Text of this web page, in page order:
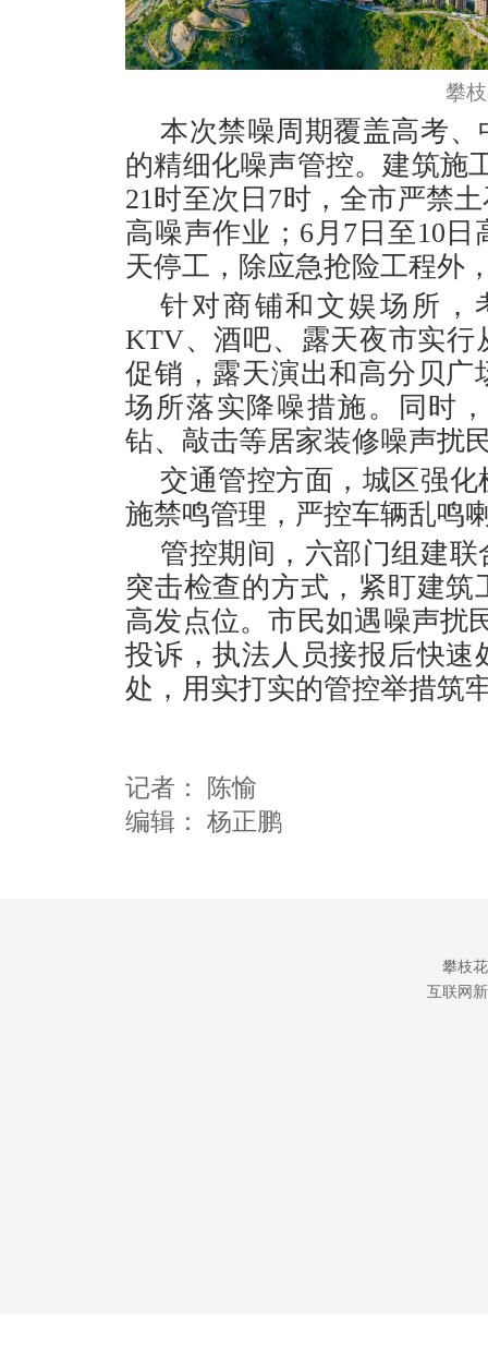
攀
本次禁噪周期覆盖高考
的精细化噪声管控。建筑施
21时至次日7时，全市严禁
高噪声作业；6月7日至10
天停工，除应急抢险工程外
针对商铺和文娱场所，
KTV、酒吧、露天夜市实行
促销，露天演出和高分贝
场所落实降噪措施。同时
钻、敲击等居家装修噪声扰
交通管控方面，城区强
施禁鸣管理，严控车辆乱鸣
管控期间，六部门组建
突击检查的方式，紧盯建
高发点位。市民如遇噪声扰
投诉，执法人员接报后快
处，用实打实的管控举措筑
记者：
陈愉
编辑： 杨正鹏
攀枝
互联网